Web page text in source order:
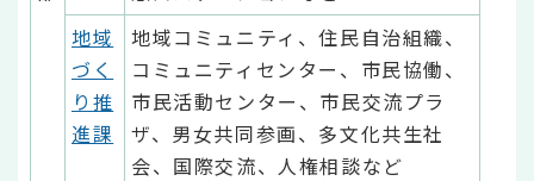
地域
づく
り推
進課
地域コミュニティ、住民自治組織、
コミュニティセンター、市民協働、
市民活動センター、市民交流プラ
ザ、男女共同参画、多文化共生社
会、国際交流、人権相談など